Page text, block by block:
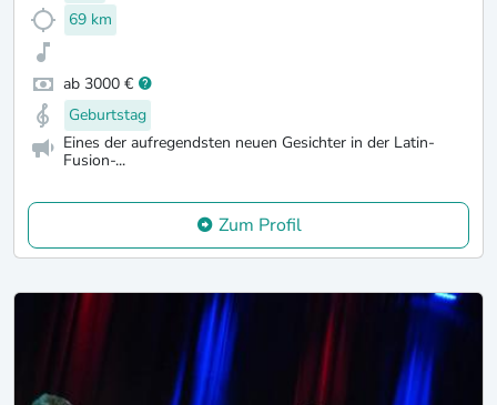
69 km
ab 3000 €
Geburtstag
Eines der aufregendsten neuen Gesichter in der Latin-
Fusion-...
Zum Profil